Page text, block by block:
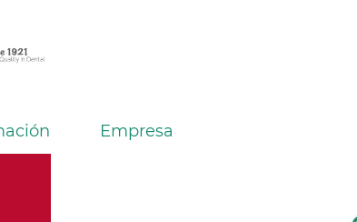
Empresa